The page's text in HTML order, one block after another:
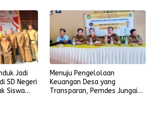
Jadi
SD Negeri
Siswa
Menuju Pengelolaan
Keuangan Desa yang
Transparan, Pemdes Jungai